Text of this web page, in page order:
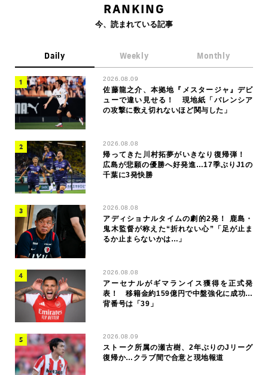
RANKING
今、読まれている記事
Daily Weekly Monthly
2026.08.09
佐藤龍之介、本拠地『メスタージャ』デビ
ューで違い見せる！ 現地紙「バレンシア
の攻撃に数え切れないほど関与した」
2026.08.08
帰ってきた川村拓夢がいきなり復帰弾！
広島が悲願の優勝へ好発進…17季ぶりJ1の
千葉に3発快勝
2026.08.08
アディショナルタイムの劇的2発！ 鹿島・
鬼木監督が称えた“折れない心”「足が止ま
るか止まらないかは…」
2026.08.08
アーセナルがギマランイス獲得を正式発
表！ 移籍金約159億円で中盤強化に成功…
背番号は「39」
2026.08.09
ストーク所属の瀬古樹、2年ぶりのJリーグ
復帰か…クラブ間で合意と現地報道